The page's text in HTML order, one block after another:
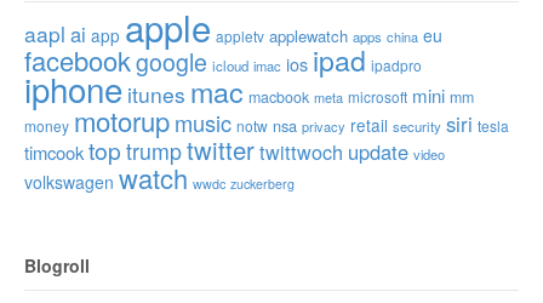
aapl ai app apple appletv applewatch apps china eu
facebookgoogle icloud imac ios ipad ipadpro
iphone itunes mac macbook meta microsoft mini mm
money motorupmusic notw nsa privacy retail security siri tesla
timcooktop trumptwittertwittwoch update video
volkswagen watch wwdc zuckerberg
Blogroll